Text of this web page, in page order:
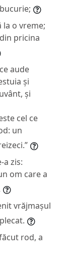
la o vreme;
pricina
aude
și
și
cel ce
un
a zis:
om care a
vrăjmașul
rod, a